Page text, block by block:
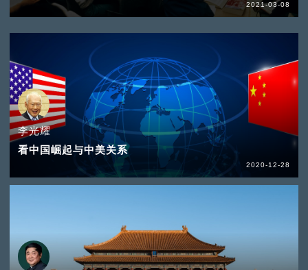
2021-03-08
李光耀
看中国崛起与中美关系
2020-12-28